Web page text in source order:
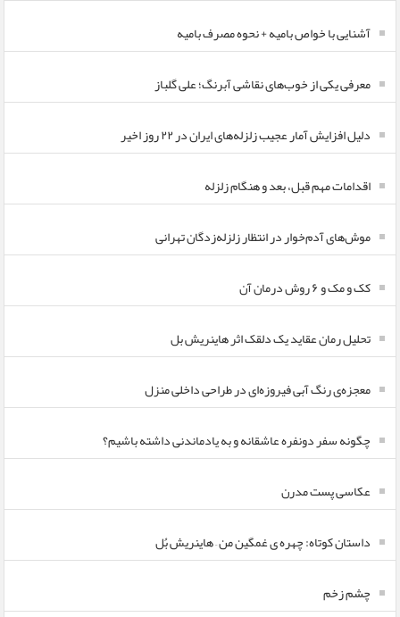
آشنایی با خواص بامیه + نحوه مصرف بامیه
معرفی یکی از خوب‌های نقاشی آبرنگ؛ علی گلباز
دلیل افزایش آمار عجیب زلزله‌های ایران در ۲۲ روز اخیر
اقدامات مهم قبل، بعد و هنگام زلزله
موش‌های آدم‌خوار در انتظار زلزله‌زدگان تهرانی
کک و مک و ۶ روش درمان آن
تحلیل رمان عقاید یک دلقک اثر هاینریش بل
معجزه‌ی رنگ آبی فیروزه‌ای در طراحی داخلی منزل
چگونه سفر دونفره عاشقانه و به یادماندنی داشته باشیم؟
عکاسی پست مدرن
داستان کوتاه: چهره ی غمگین من – هاینریش بُل
چشم زخم